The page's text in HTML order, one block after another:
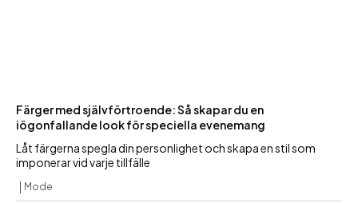
Färger med självförtroende: Så skapar du en
iögonfallande look för speciella evenemang
Låt färgerna spegla din personlighet och skapa en stil som
imponerar vid varje tillfälle
Mode